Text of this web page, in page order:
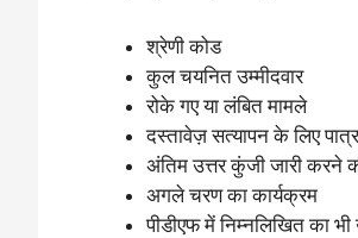
श्रेणी कोड
कुल चयनित उम्मीदवार
रोके गए या लंबित मामले
दस्तावेज़ सत्यापन के लिए
अंतिम उत्तर कुंजी जारी करने
अगले चरण का कार्यक्रम
पीडीएफ में निम्नलिखित का